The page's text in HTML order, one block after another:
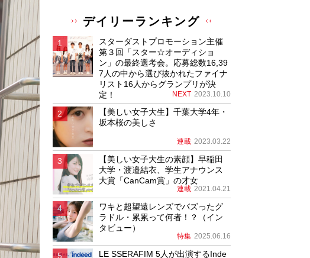
デイリーランキング
スターダストプロモーション主催
第３回「スター☆オーディショ
ン」の最終選考会。応募総数16,39
7人の中から選び抜かれたファイナ
リスト16人からグランプリが決
定！
NEXT 2023.10.10
【美しい女子大生】千葉大学4年・
坂本桜の美しさ
連載 2023.03.22
【美しい女子大生の素顔】早稲田
大学・渡邉結衣、学生アナウンス
大賞「CanCam賞」の才女
連載 2021.04.21
ワキと超望遠レンズでバズったグ
ラドル・累累って何者！？（イン
タビュー）
特集 2025.06.16
LE SSERAFIM 5人が出演するInde